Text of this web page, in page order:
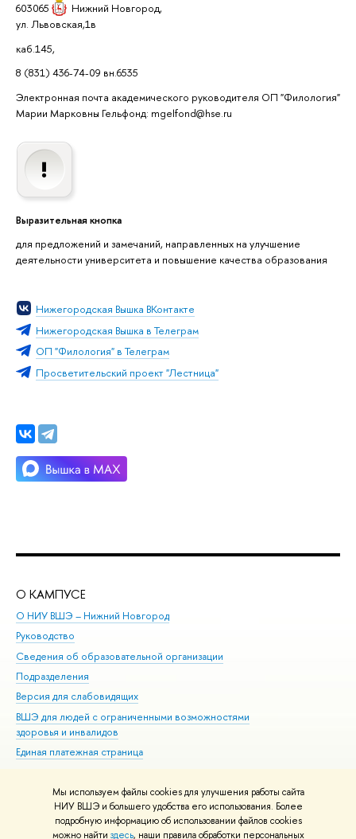
Мы используем файлы cookies для улучшения работы сайта
НИУ ВШЭ и большего удобства его использования. Более
подробную информацию об использовании файлов cookies
можно найти здесь, наши правила обработки персональных
603065 Нижний Новгород,
ул. Львовская,1в
каб.145,
8 (831) 436-74-09 вн.6535
Электронная почта академического руководителя ОП "Филология"
Марии Марковны Гельфонд: mgelfond@hse.ru
Выразительная кнопка
для предложений и замечаний, направленных на улучшение
деятельности университета и повышение качества образования
Нижегородская Вышка ВКонтакте
Нижегородская Вышка в Телеграм
ОП "Филология" в Телеграм
Просветительский проект "Лестница"
О КАМПУСЕ
О НИУ ВШЭ – Нижний Новгород
Руководство
Сведения об образовательной организации
Подразделения
Версия для слабовидящих
ВШЭ для людей с ограниченными возможностями
здоровья и инвалидов
Единая платежная страница